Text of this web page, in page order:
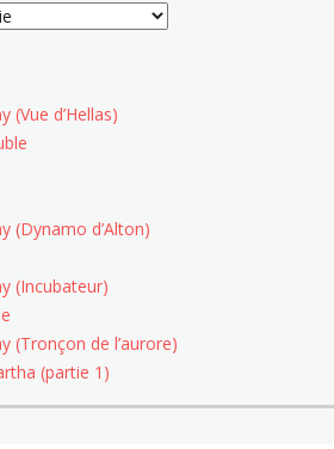
(Vue d’Hellas)
(Dynamo d’Alton)
(Incubateur)
(Tronçon de l’aurore)
(partie 1)